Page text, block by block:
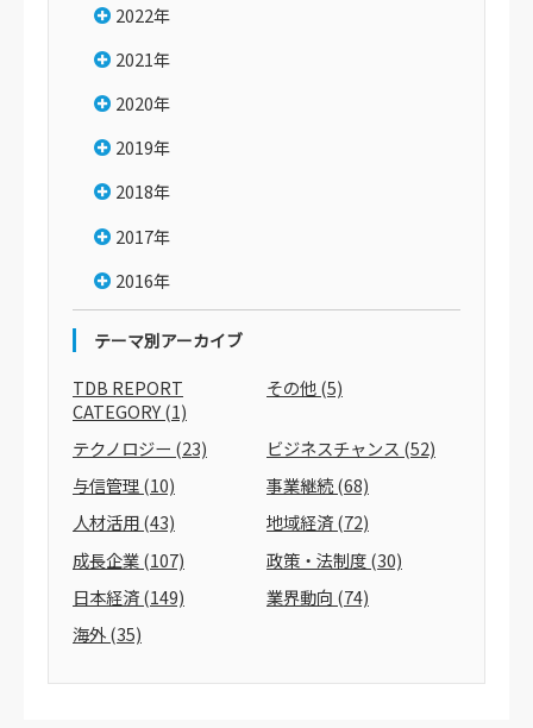
2022年
2021年
2020年
2019年
2018年
2017年
2016年
テーマ別アーカイブ
TDB REPORT
CATEGORY(1)
その他(5)
テクノロジー (23) ビジネスチャンス (52)
与信管理(10) 事業継続(68)
人材活用(43) 地域経済(72)
成長企業(107) 政策・法制度(30)
日本経済(149) 業界動向 (74)
海外(35)